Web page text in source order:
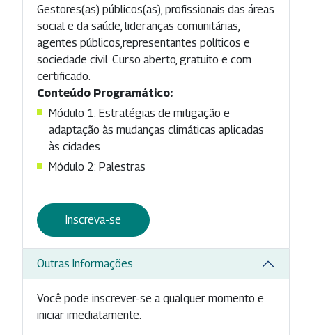
Gestores(as) públicos(as), profissionais das áreas
social e da saúde, lideranças comunitárias,
agentes públicos,representantes políticos e
sociedade civil. Curso aberto, gratuito e com
certificado.
Conteúdo Programático:
Módulo 1: Estratégias de mitigação e
adaptação às mudanças climáticas aplicadas
às cidades
Módulo 2: Palestras
Inscreva-se
Outras Informações
Você pode inscrever-se a qualquer momento e
iniciar imediatamente.